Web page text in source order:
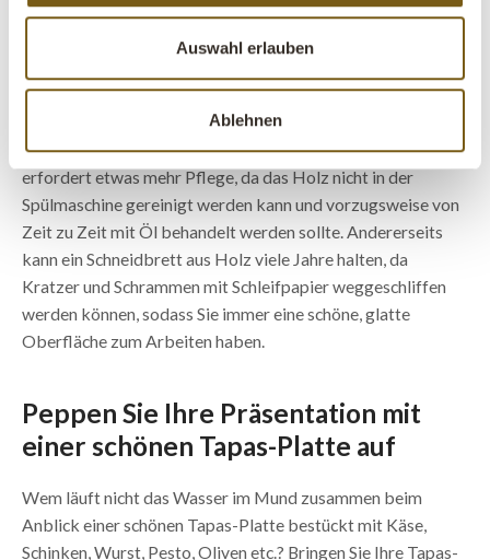
Auswahl erlauben
Ablehnen
Schneidbretts. Eine Küche ist nicht komplett ohne
mindestens ein paar Schneidbretter, damit Sie beim Kochen
Schneidbretter von Trademark Living sind alle aus Holz, da
das Gewicht des Holzes mehr Stabilität bietet als ein dünnes
Schneidebrett aus Kunststoff. Ein Schneidbrett aus Holz
erfordert etwas mehr Pflege, da das Holz nicht in der
Spülmaschine gereinigt werden kann und vorzugsweise von
Zeit zu Zeit mit Öl behandelt werden sollte. Andererseits
kann ein Schneidbrett aus Holz viele Jahre halten, da
Kratzer und Schrammen mit Schleifpapier weggeschliffen
werden können, sodass Sie immer eine schöne, glatte
Oberfläche zum Arbeiten haben.
Peppen Sie Ihre Präsentation mit
einer schönen Tapas-Platte auf
Wem läuft nicht das Wasser im Mund zusammen beim
Anblick einer schönen Tapas-Platte bestückt mit Käse,
Schinken, Wurst, Pesto, Oliven etc.? Bringen Sie Ihre Tapas-